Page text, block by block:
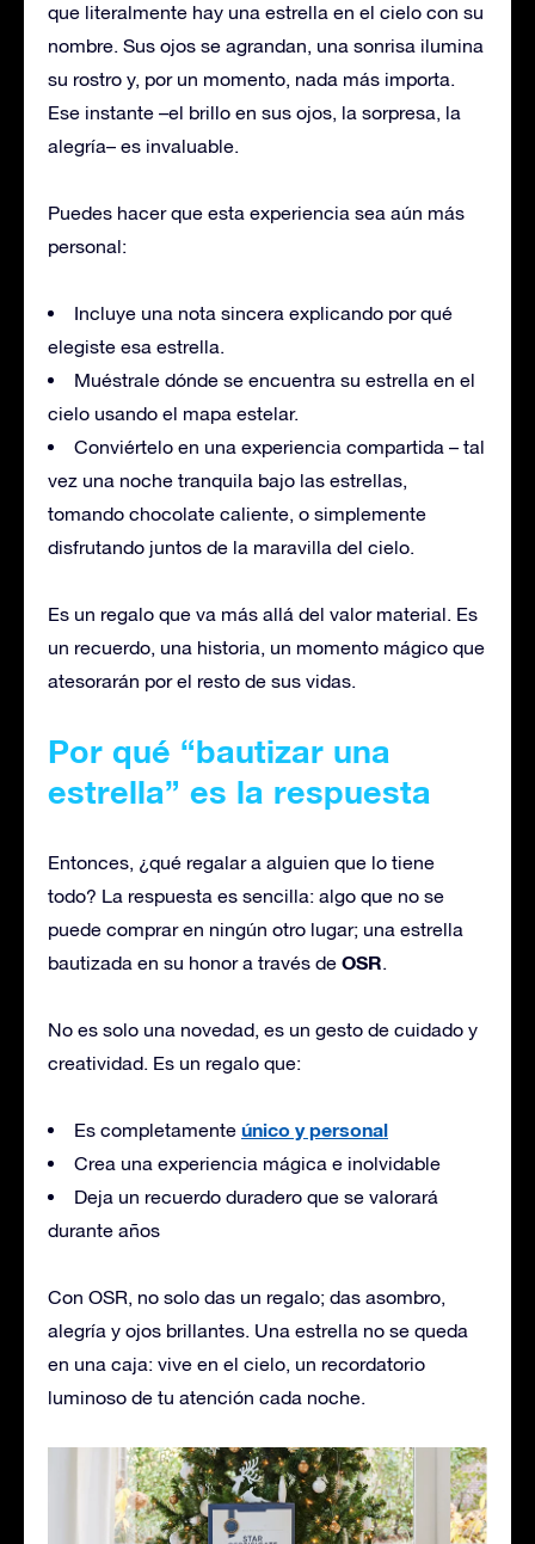
que literalmente hay una estrella en el cielo con su
nombre. Sus ojos se agrandan, una sonrisa ilumina
su rostro y, por un momento, nada más importa.
Ese instante –el brillo en sus ojos, la sorpresa, la
alegría– es invaluable.
Puedes hacer que esta experiencia sea aún más
personal:
Incluye una nota sincera explicando por qué
elegiste esa estrella.
Muéstrale dónde se encuentra su estrella en el
cielo usando el mapa estelar.
Conviértelo en una experiencia compartida – tal
vez una noche tranquila bajo las estrellas,
tomando chocolate caliente, o simplemente
disfrutando juntos de la maravilla del cielo.
Es un regalo que va más allá del valor material. Es
un recuerdo, una historia, un momento mágico que
atesorarán por el resto de sus vidas.
Por qué “bautizar una
estrella” es la respuesta
Entonces, ¿qué regalar a alguien que lo tiene
todo? La respuesta es sencilla: algo que no se
puede comprar en ningún otro lugar; una estrella
bautizada en su honor a través de OSR.
No es solo una novedad, es un gesto de cuidado y
creatividad. Es un regalo que:
Es completamente único y personal
Crea una experiencia mágica e inolvidable
Deja un recuerdo duradero que se valorará
durante años
Con OSR, no solo das un regalo; das asombro,
alegría y ojos brillantes. Una estrella no se queda
en una caja: vive en el cielo, un recordatorio
luminoso de tu atención cada noche.